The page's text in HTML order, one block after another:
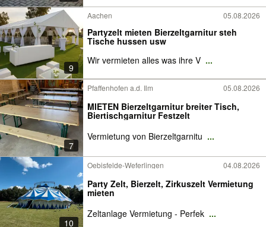
9
Aachen 05.08.2026
Partyzelt mieten Bierzeltgarnitur steh
Tische hussen usw
Wir vermieten alles was ihre V ...
7
Pfaffenhofen a.d. Ilm 05.08.2026
MIETEN Bierzeltgarnitur breiter Tisch,
Biertischgarnitur Festzelt
Vermietung von Bierzeltgarnitu ...
10
Oebisfelde-Weferlingen 04.08.2026
Party Zelt, Bierzelt, Zirkuszelt Vermietung
mieten
Zeltanlage Vermietung - Perfek ...